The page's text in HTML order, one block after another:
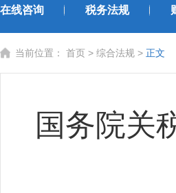
在线咨询
税务法规
当前位置： 首页 > 综合法规 > 正文
国务院关